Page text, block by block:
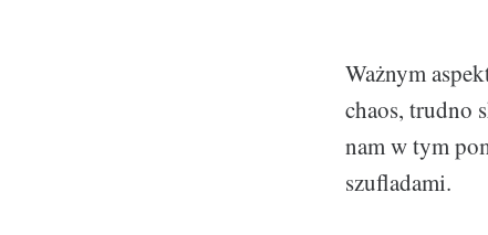
Ważnym
chaos, trudno
nam w tym
szufladami.